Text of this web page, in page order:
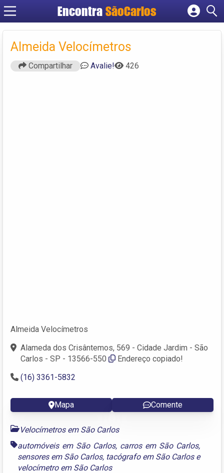
EncontraSãoCarlos
Cadastrar empresa
Criar conta
Almeida Velocímetros
Compartilhar Avalie! 426
Almeida Velocímetros
Alameda dos Crisântemos, 569 - Cidade Jardim - São
Carlos - SP - 13566-550
Endereço copiado!
(16) 3361-5832
Mapa Comente
Velocímetros em São Carlos
automóveis em São Carlos, carros em São Carlos,
sensores em São Carlos, tacógrafo em São Carlose
velocímetro em São Carlos